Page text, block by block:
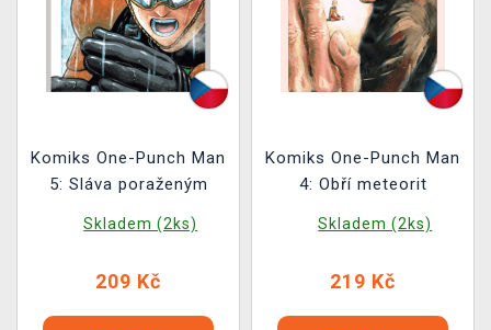
Komiks One-Punch Man
5: Sláva poraženým
Skladem (2ks)
209 Kč
Komiks One-Punch Man
4: Obří meteorit
Skladem (2ks)
219 Kč